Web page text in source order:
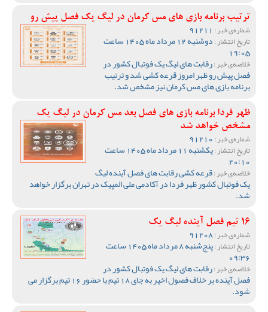
ترتیب برنامه بازی های مس کرمان در لیگ یک فصل پیش رو
شماره‌ی خبر :
تاریخ انتشار : دوشنبه 12 مرداد ماه 1405 ساعت
19:05
خلاصه‌ی خبر :رقابت های لیگ یک فوتبال کشور در
فصل پیش رو ظهر امروز قرعه کشی شد و ترتیب
برنامه بازی های مس کرمان نیز مشخص شد.
ظهر فردا برنامه بازی های فصل بعد مس کرمان در لیگ یک
مشخص خواهد شد
شماره‌ی خبر :
تاریخ انتشار : یکشنبه 11 مرداد ماه 1405 ساعت
20:10
خلاصه‌ی خبر :قرعه کشی رقابت های فصل آینده لیگ
یک فوتبال کشور ظهر فردا در آکادمی ملی المپیک در تهران برگزار خواهد
شد.
16 تیم فصل آینده لیگ یک
شماره‌ی خبر :
تاریخ انتشار : پنج‌شنبه 8 مرداد ماه 1405 ساعت
09:36
خلاصه‌ی خبر :رقابت های لیگ یک فوتبال کشور در
فصل آینده بر خلاف فصول اخیر به جای 18 تیم با حضور 16 تیم برگزار می
شود.